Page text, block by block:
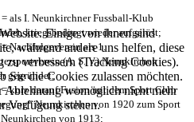
Einige von ihnen sind
während andere uns helfen, diese
zu verbessern (Tracking Cookies).
Sie die Cookies zulassen möchten.
Ablehnung womöglich nicht mehr
Verfügung stehen.
als I. Neunkirchner Fussball-Klub
kriegsbedingt wieder aufgelöst;
Nachfolgeverein als 1.
(A. S. V.) Neunkirchen
gegründet;
kurz darauf Fusion mit dem Sport Club
Neunkirchen von 1920 zum Sport
von 1913;